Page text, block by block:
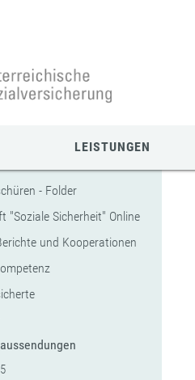
LEISTUNGEN
- Folder
"Soziale Sicherheit" Online
und Kooperationen